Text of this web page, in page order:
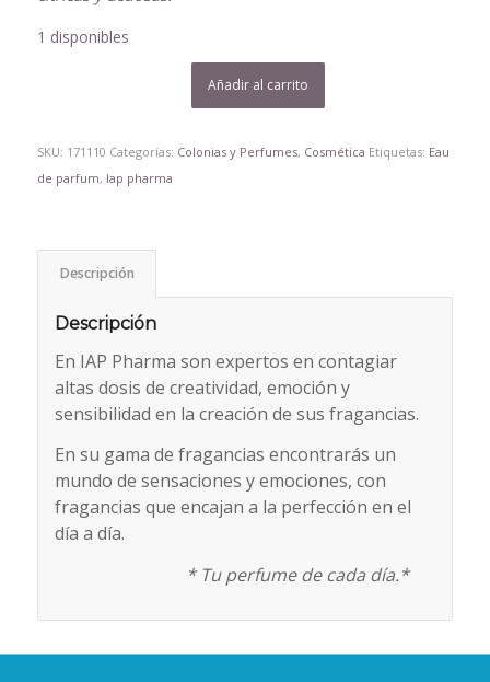
1 disponibles
Añadir al carrito
SKU: 171110 Categorías: Colonias y Perfumes, Cosmética Etiquetas: Eau
de parfum, Iap pharma
Descripción
Descripción
En IAP Pharma son expertos en contagiar
altas dosis de creatividad, emoción y
sensibilidad en la creación de sus fragancias.
En su gama de fragancias encontrarás un
mundo de sensaciones y emociones, con
fragancias que encajan a la perfección en el
día a día.
* Tu perfume de cada día.*